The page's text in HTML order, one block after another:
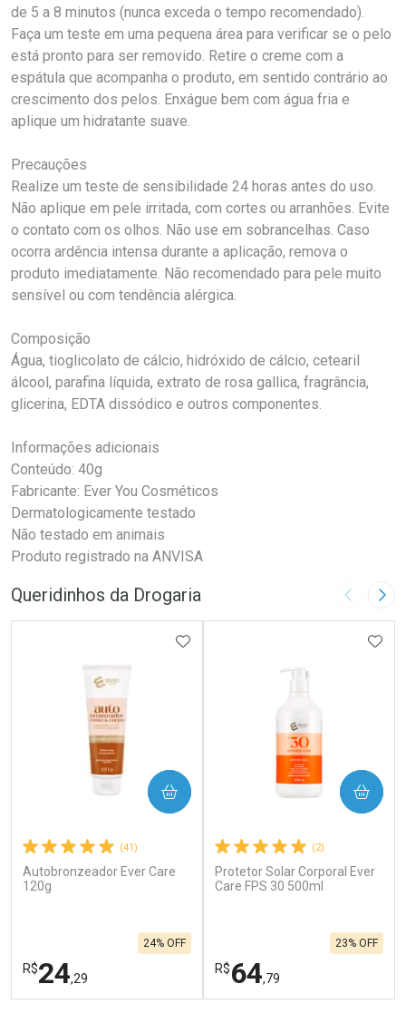
de 5 a 8 minutos (nunca exceda o tempo recomendado).
Faça um teste em uma pequena área para verificar se o pelo
está pronto para ser removido. Retire o creme com a
espátula que acompanha o produto, em sentido contrário ao
crescimento dos pelos. Enxágue bem com água fria e
aplique um hidratante suave.
Precauções
Realize um teste de sensibilidade 24 horas antes do uso.
Não aplique em pele irritada, com cortes ou arranhões. Evite
o contato com os olhos. Não use em sobrancelhas. Caso
ocorra ardência intensa durante a aplicação, remova o
produto imediatamente. Não recomendado para pele muito
sensível ou com tendência alérgica.
Composição
Água, tioglicolato de cálcio, hidróxido de cálcio, cetearil
álcool, parafina líquida, extrato de rosa gallica, fragrância,
glicerina, EDTA dissódico e outros componentes.
Informações adicionais
Conteúdo: 40g
Fabricante: Ever You Cosméticos
Dermatologicamente testado
Não testado em animais
Produto registrado na ANVISA
Queridinhos da Drogaria Imagem
(41)
Autobronzeador Ever Care
120g
R$24,29
24% OFF
ADICIONAR AOS FAVORITOS
COMPRAR
(2)
Protetor Solar Corporal Ever
Care FPS 30 500ml
R$64,79
23% OFF
COMPRAR